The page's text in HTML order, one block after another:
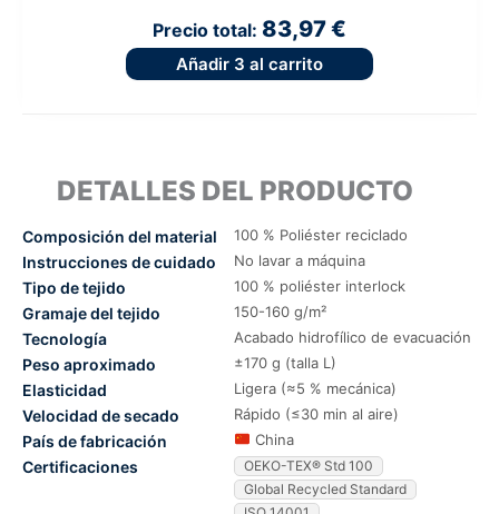
Precio total: 83,97 €
Añadir 3 al carrito
DETALLES DEL PRODUCTO
Composición del material 100 % Poliéster reciclado
Instrucciones de cuidado No lavar a máquina
Tipo de tejido 100 % poliéster interlock
Gramaje del tejido 150-160 g/m²
Tecnología Acabado hidrofílico de evacuación
Peso aproximado ±170 g (talla L)
Elasticidad Ligera (≈5 % mecánica)
Velocidad de secado Rápido (≤30 min al aire)
País de fabricación China
Certificaciones
OEKO-TEX® Std 100
Global Recycled Standard